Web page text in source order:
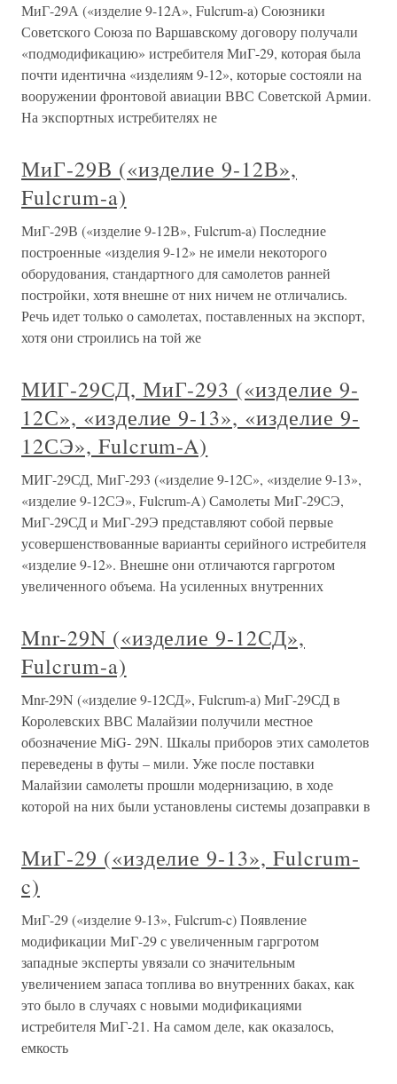
МиГ-29А («изделие 9-12А», Fulcrum-a) Союзники
Советского Союза по Варшавскому договору получали
«подмодификацию» истребителя МиГ-29, которая была
почти идентична «изделиям 9-12», которые состояли на
вооружении фронтовой авиации ВВС Советской Армии.
На экспортных истребителях не
МиГ-29В («изделие 9-12В»,
Fulcrum-a)
МиГ-29В («изделие 9-12В», Fulcrum-a) Последние
построенные «изделия 9-12» не имели некоторого
оборудования, стандартного для самолетов ранней
постройки, хотя внешне от них ничем не отличались.
Речь идет только о самолетах, поставленных на экспорт,
хотя они строились на той же
МИГ-29СД, МиГ-293 («изделие 9-
12С», «изделие 9-13», «изделие 9-
12СЭ», Fulcrum-A)
МИГ-29СД, МиГ-293 («изделие 9-12С», «изделие 9-13»,
«изделие 9-12СЭ», Fulcrum-A) Самолеты МиГ-29СЭ,
МиГ-29СД и МиГ-29Э представляют собой первые
усовершенствованные варианты серийного истребителя
«изделие 9-12». Внешне они отличаются гаргротом
увеличенного объема. На усиленных внутренних
Mnr-29N («изделие 9-12СД»,
Fulcrum-a)
Mnr-29N («изделие 9-12СД», Fulcrum-a) МиГ-29СД в
Королевских ВВС Малайзии получили местное
обозначение MiG- 29N. Шкалы приборов этих самолетов
переведены в футы – мили. Уже после поставки
Малайзии самолеты прошли модернизацию, в ходе
которой на них были установлены системы дозаправки в
МиГ-29 («изделие 9-13», Fulcrum-
c)
МиГ-29 («изделие 9-13», Fulcrum-c) Появление
модификации МиГ-29 с увеличенным гаргротом
западные эксперты увязали со значительным
увеличением запаса топлива во внутренних баках, как
это было в случаях с новыми модификациями
истребителя МиГ-21. На самом деле, как оказалось,
емкость